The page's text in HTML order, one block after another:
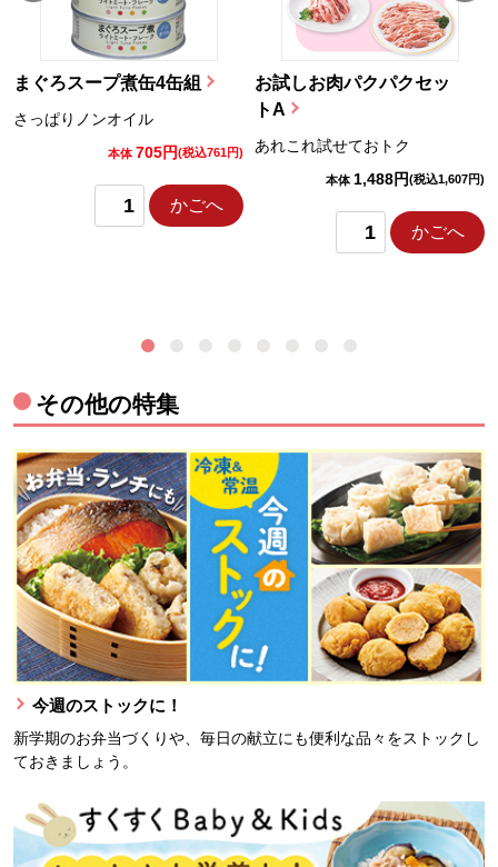
まぐろスープ煮缶4缶組
さっぱりノンオイル
本体 705円(税込761円)
かごへ
お試しお肉パクパクセッ
トA
あれこれ試せておトク
本体 1,488円(税込1,607円)
かごへ
その他の特集
今週のストックに！
新学期のお弁当づくりや、毎日の献立にも便利な品々をストックし
ておきましょう。